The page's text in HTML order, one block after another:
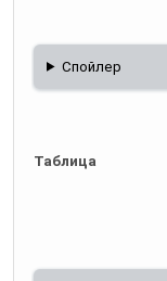
Спойлер
Таблица